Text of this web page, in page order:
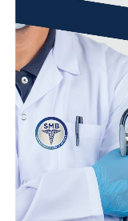
acompañada de
docentes y
regulación tenga
mejorar el
de los estudiantes.